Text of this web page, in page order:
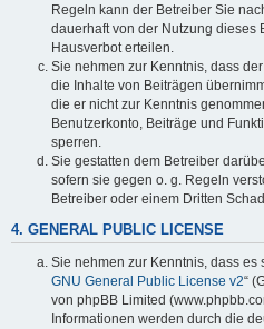
Regeln kann der Betreiber Sie
dauerhaft von der Nutzung dieses
Hausverbot erteilen.
Sie nehmen zur Kenntnis, dass
die Inhalte von Beiträgen
die er nicht zur Kenntnis
Benutzerkonto, Beiträge und
sperren.
Sie gestatten dem Betreiber
sofern sie gegen o. g. Regeln
Betreiber oder einem Dritten
4. GENERAL PUBLIC LICENSE
Sie nehmen zur Kenntnis, dass es
GNU General Public License v2“
von phpBB Limited
Informationen werden durch die